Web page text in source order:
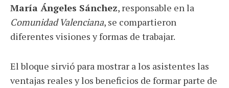
María Ángeles Sánchez, responsable en la
Comunidad Valenciana, se compartieron
diferentes visiones y formas de trabajar.
El bloque sirvió para mostrar a los asistentes las
ventajas reales y los beneficios de formar parte de